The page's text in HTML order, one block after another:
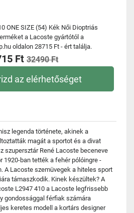
ONE SIZE (54) Kék Női Dioptriás
a Lacoste gyártótól a
oldalon 28715 Ft - ért találja.
Ft 32490 Ft
az elérhetőséget
legenda története, akinek a
magát a sportot és a divat
szupersztár René Lacoste beceneve
1920-ban tették a fehér pólóingre -
A Lacoste szemüvegek a hiteles sport
támaszkodik. Kinek készültek? A
L2947 410 a Lacoste legfrissebb
gondossággal férfiak számára
keretes modell a kortárs designer